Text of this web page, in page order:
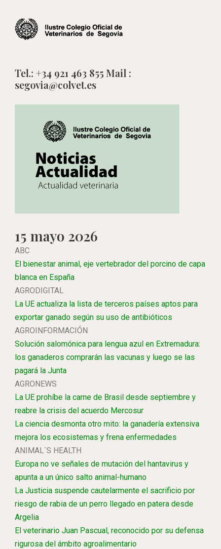
Tel.: +34 921 463 855 Mail :
segovia@colvet.es
15 mayo 2026
ABC
El bienestar animal, eje vertebrador del porcino de capa
blanca en España
AGRODIGITAL
La UE actualiza la lista de terceros países aptos para
exportar ganado según su uso de antibióticos
AGROINFORMACIÓN
Solución salomónica para lengua azul en Extremadura:
los ganaderos comprarán las vacunas y luego se las
pagará la Junta
AGRONEWS
La UE prohíbe la carne de Brasil desde septiembre y
reabre la crisis del acuerdo Mercosur
La ciencia desmonta otro mito: la ganadería extensiva
mejora los ecosistemas y frena enfermedades
ANIMAL´S HEALTH
Europa no ve señales de mutación del hantavirus y
apunta a un único salto animal-humano
La Justicia suspende cautelarmente el sacrificio por
riesgo de rabia de un perro llegado en patera desde
Argelia
El veterinario Juan Pascual, reconocido por su defensa
rigurosa del ámbito agroalimentario